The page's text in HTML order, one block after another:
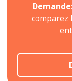
comparez